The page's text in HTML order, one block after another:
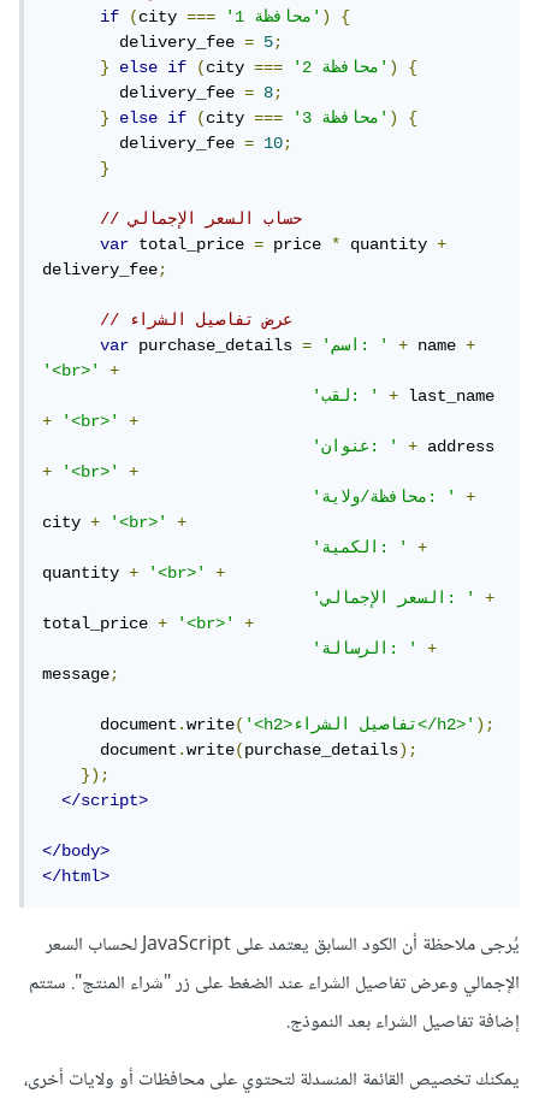
if
(city === 'محافظة 1')
{
        delivery_fee
= 5;
}
else if (city === 'محافظة 2')
{
        delivery_fee
= 8;
}
else if (city === 'محافظة 3')
{
        delivery_fee
= 10;
}
// حساب السعر الإجمالي
var total_price = price * quantity +
delivery_fee;
// عرض تفاصيل الشراء
var purchase_details = 'اسم: ' + name +
'<br>'
+
'لقب: '
+
+
'<br>'
+
'عنوان: '
+
+
'<br>'
+
'محافظة/ولاية: '
+
city + '<br>'
+
'الكمية: '
+
quantity + '<br>'
+
'السعر الإجمالي: '
+
total_price + '<br>'
+
'الرسالة: '
+
message;
      document
.write( '<h2>تفاصيل الشراء</h2>');
      document
.write(purchase_details);
});
</script>
</body>
</html>
يُرجى ملاحظة أن الكود السابق يعتمد على JavaScript لحساب السعر
الإجمالي وعرض تفاصيل الشراء عند الضغط على زر "شراء المنتج". ستتم
إضافة تفاصيل الشراء بعد النموذج.
يمكنك تخصيص القائمة المنسدلة لتحتوي على محافظات أو ولايات أخرى،